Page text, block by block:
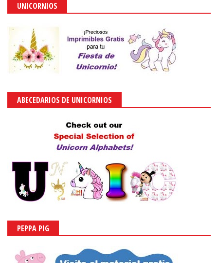
UNICORNIOS
ABECEDARIOS DE UNICORNIOS
PEPPA PIG